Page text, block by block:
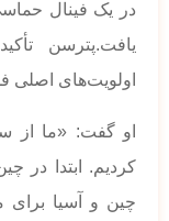
در یک فینال
یافت.پترسن
اولویت‌های اصلی
کردیم. ابتدا در
چین و آسیا برای